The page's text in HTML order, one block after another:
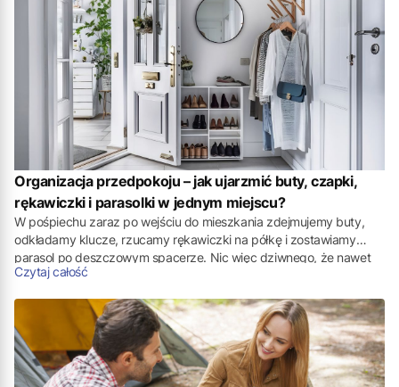
Organizacja przedpokoju – jak ujarzmić buty, czapki,
rękawiczki i parasolki w jednym miejscu?
W pośpiechu zaraz po wejściu do mieszkania zdejmujemy buty,
odkładamy klucze, rzucamy rękawiczki na półkę i zostawiamy
parasol po deszczowym spacerze. Nic więc dziwnego, że nawet
prawidłowo urządzona przestrzeń potrafi w krótkim czasie
przemyślana organizacja przedpokoju z pojemnikami potrafi
odmienić tę strefę nie tylko wizualnie, ale przede wszystkim
funkcjonalnie.
Czytaj całość